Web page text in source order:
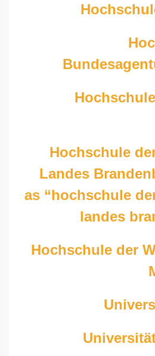
Hochschule
Landes
as “hochschule
landes
Hochschule der